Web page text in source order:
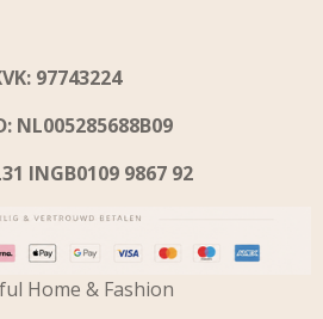
97743224
NL005285688B09
INGB0109 9867 92
Home & Fashion